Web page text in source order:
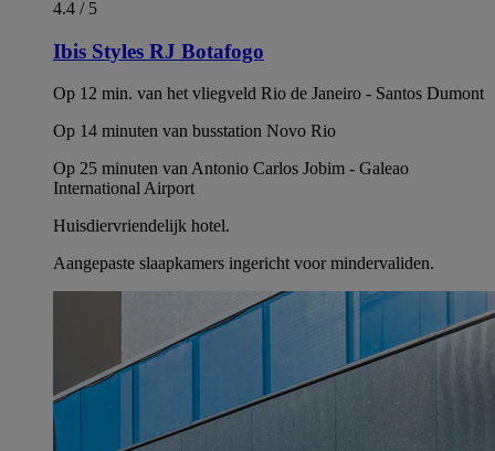
4.4 / 5
Ibis Styles RJ Botafogo
Op 12 min. van het vliegveld Rio de Janeiro - Santos Dumont
Op 14 minuten van busstation Novo Rio
Op 25 minuten van Antonio Carlos Jobim - Galeao
International Airport
Huisdiervriendelijk hotel.
Aangepaste slaapkamers ingericht voor mindervaliden.